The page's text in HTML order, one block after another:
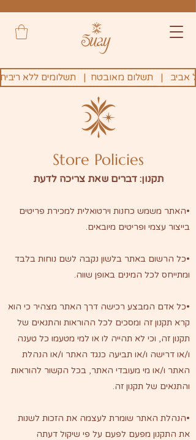
Store Policies
תקנון: דברים שאת צריכה לדעת
•האתר משמש כחנות וירטואלית למכירת פריטים
בייצור עצמי ופריטים מיובאים.
•כל הרשום באתר בלשון נקבה לשם נוחות בלבד
ומתייחס לכל המינים באופן שווה.
•כל אדם המבצע רכישה דרך האתר מצהיר כי הוא
קרא תקנון זה ומסכים לכל ההוראות והתנאים של
תקנון זה, וכי לא תהייה לו או למי מטעמו כל טענה
ו/או דרישה ו/או תביעה כנגד האתר ו/או הנהלת
האתר ו/או מי מעובדי האתר, בכל הקשור להוראות
והתנאים של תקנון זה.
•הנהלת האתר שומרת לעצמה את הזכות לשנות
את התקנון מפעם לפעם על פי שיקול דעתה